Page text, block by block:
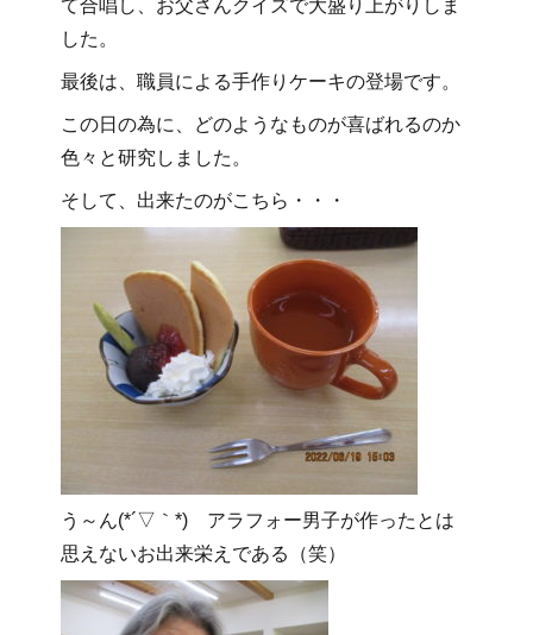
て合唱し、お父さんクイズで大盛り上がりしま
した。
最後は、職員による手作りケーキの登場です。
この日の為に、どのようなものが喜ばれるのか
色々と研究しました。
そして、出来たのがこちら・・・
う～ん(*´▽｀*) アラフォー男子が作ったとは
思えないお出来栄えである（笑）